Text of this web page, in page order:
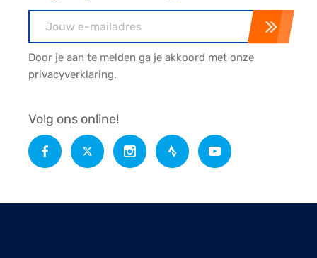
Door je aan te melden ga je akkoord met onze
privacyverklaring.
Volg ons online!